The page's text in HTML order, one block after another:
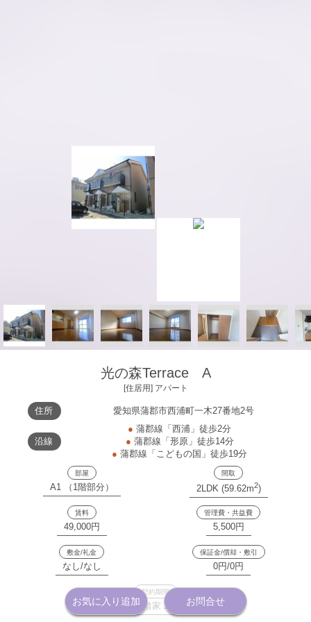
光の森Terrace A
[住居用] アパート
住所 愛知県蒲郡市西浦町一木27番地2号
沿線
● 蒲郡線「西浦」徒歩2分
● 蒲郡線「形原」徒歩14分
● 蒲郡線「こどもの国」徒歩19分
部屋 間取
A1 （1階部分） 2LDK (59.62m2)
賃料 管理費・共益費
49,000円 5,500円
敷金/礼金 保証金/償却・敷引
なし/なし 0円/0円
契約期間
普通借家 2年間
お気に入り追加 お問合せ